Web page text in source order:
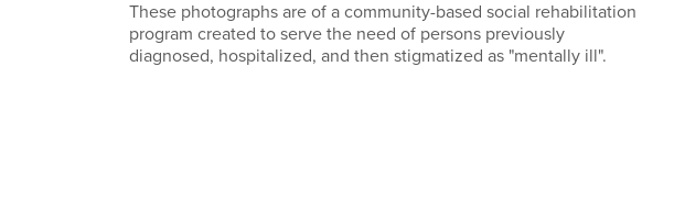
These photographs are of a community-based social rehabilitation
program created to serve the need of persons previously
diagnosed, hospitalized, and then stigmatized as "mentally ill".